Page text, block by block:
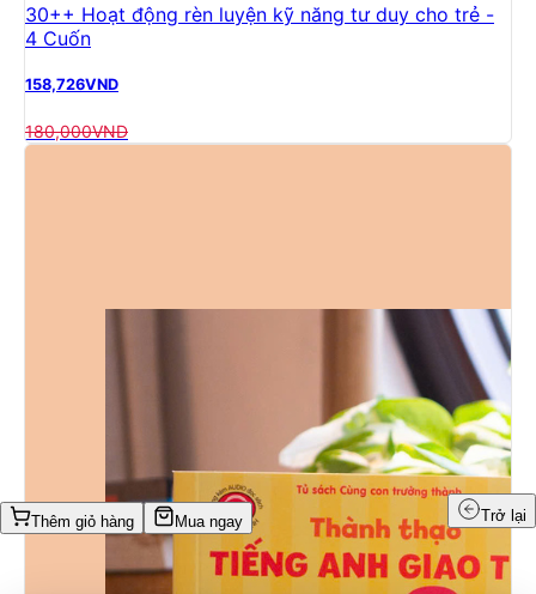
Trở lại
Thêm giỏ hàng Mua ngay
30++ Hoạt động rèn luyện kỹ năng tư duy cho trẻ -
4 Cuốn
158,726VND
180,000VND